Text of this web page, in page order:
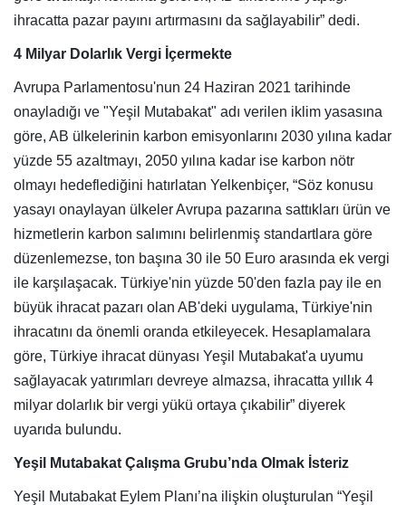
ihracatta pazar payını artırmasını da sağlayabilir” dedi.
4 Milyar Dolarlık Vergi İçermekte
Avrupa Parlamentosu'nun 24 Haziran 2021 tarihinde
onayladığı ve "Yeşil Mutabakat" adı verilen iklim yasasına
göre, AB ülkelerinin karbon emisyonlarını 2030 yılına kadar
yüzde 55 azaltmayı, 2050 yılına kadar ise karbon nötr
olmayı hedeflediğini hatırlatan Yelkenbiçer, “Söz konusu
yasayı onaylayan ülkeler Avrupa pazarına sattıkları ürün ve
hizmetlerin karbon salımını belirlenmiş standartlara göre
düzenlemezse, ton başına 30 ile 50 Euro arasında ek vergi
ile karşılaşacak. Türkiye'nin yüzde 50'den fazla pay ile en
büyük ihracat pazarı olan AB'deki uygulama, Türkiye'nin
ihracatını da önemli oranda etkileyecek. Hesaplamalara
göre, Türkiye ihracat dünyası Yeşil Mutabakat'a uyumu
sağlayacak yatırımları devreye almazsa, ihracatta yıllık 4
milyar dolarlık bir vergi yükü ortaya çıkabilir” diyerek
uyarıda bulundu.
Yeşil Mutabakat Çalışma Grubu’nda Olmak İsteriz
Yeşil Mutabakat Eylem Planı’na ilişkin oluşturulan “Yeşil